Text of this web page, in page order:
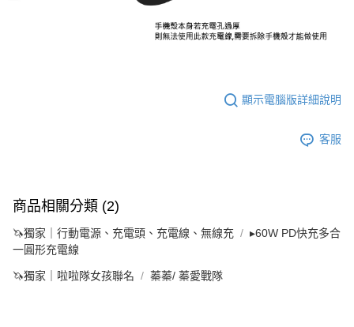
顯示電腦版詳細說明
客服
商品相關分類 (2)
🦄獨家｜行動電源、充電頭、充電線、無線充
▸60W PD快充多合
一圓形充電線
🦄獨家｜啦啦隊女孩聯名 蓁蓁/ 蓁愛戰隊